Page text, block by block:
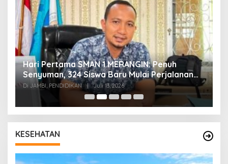
Hari Pertama SMAN 1 MERANGIN: Penuh
Senyuman, 324 Siswa Baru Mulai Perjalanan
Baru
Di JAMBI, PENDIDIKAN | Juli 13, 2026
KESEHATAN